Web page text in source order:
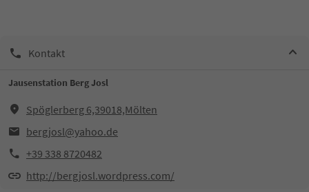
Kontakt
Jausenstation Berg Josl
Spöglerberg 6,39018,Mölten
bergjosl@yahoo.de
+39 338 8720482
http://bergjosl.wordpress.com/